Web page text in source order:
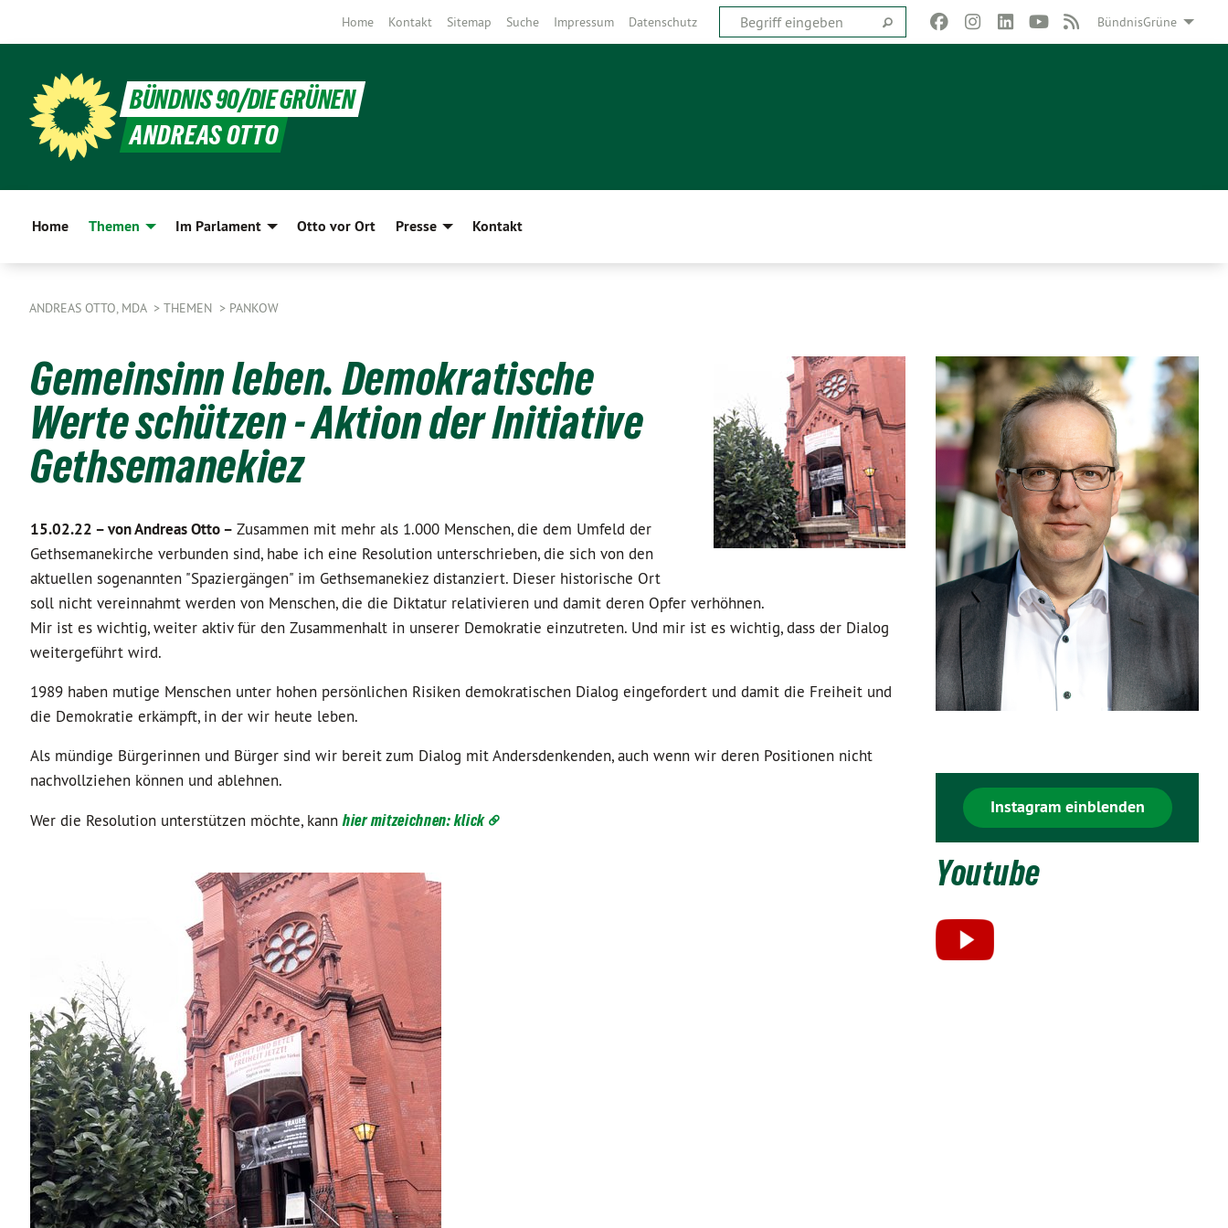
BündnisGrüne
Home Kontakt Sitemap Suche Impressum Datenschutz
BÜNDNIS 90/DIE GRÜNEN
ANDREAS OTTO
Home Themen Im Parlament Otto vor Ort Presse Kontakt
ANDREAS OTTO, MDA THEMEN PANKOW
Gemeinsinn leben. Demokratische
Werte schützen - Aktion der Initiative
Gethsemanekiez
15.02.22 –von Andreas Otto – Zusammen mit mehr als 1.000 Menschen, die dem Umfeld der
Gethsemanekirche verbunden sind, habe ich eine Resolution unterschrieben, die sich von den
aktuellen sogenannten "Spaziergängen" im Gethsemanekiez distanziert. Dieser historische Ort
soll nicht vereinnahmt werden von Menschen, die die Diktatur relativieren und damit deren Opfer verhöhnen.
Mir ist es wichtig, weiter aktiv für den Zusammenhalt in unserer Demokratie einzutreten. Und mir ist es wichtig, dass der Dialog
weitergeführt wird.
1989 haben mutige Menschen unter hohen persönlichen Risiken demokratischen Dialog eingefordert und damit die Freiheit und
die Demokratie erkämpft, in der wir heute leben.
Als mündige Bürgerinnen und Bürger sind wir bereit zum Dialog mit Andersdenkenden, auch wenn wir deren Positionen nicht
nachvollziehen können und ablehnen.
Wer die Resolution unterstützen möchte, kannhier mitzeichnen: klick
Instagram einblenden
Youtube